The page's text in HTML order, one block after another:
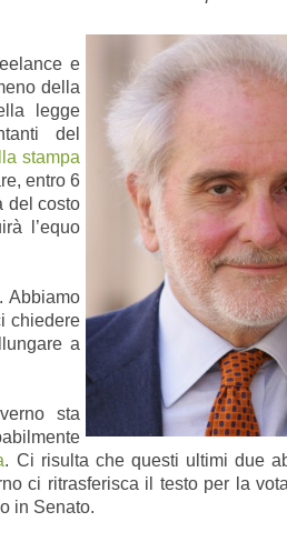
e
della
legge
del
stampa
entro 6
del costo
l’equo
Abbiamo
chiedere
a
sta
. Ci risulta che questi ultimi due
ci ritrasferisca il testo per la
in Senato.